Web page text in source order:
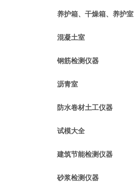
养护箱、干燥箱、养护室
混凝土室
钢筋检测仪器
沥青室
防水卷材土工仪器
试模大全
建筑节能检测仪器
砂浆检测仪器